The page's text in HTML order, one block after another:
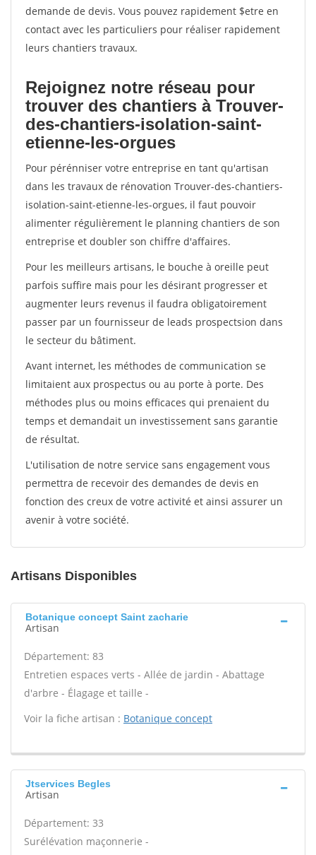
demande de devis. Vous pouvez rapidement $etre en
contact avec les particuliers pour réaliser rapidement
leurs chantiers travaux.
Rejoignez notre réseau pour
trouver des chantiers à Trouver-
des-chantiers-isolation-saint-
etienne-les-orgues
Pour pérénniser votre entreprise en tant qu'artisan
dans les travaux de rénovation Trouver-des-chantiers-
isolation-saint-etienne-les-orgues, il faut pouvoir
alimenter régulièrement le planning chantiers de son
entreprise et doubler son chiffre d'affaires.
Pour les meilleurs artisans, le bouche à oreille peut
parfois suffire mais pour les désirant progresser et
augmenter leurs revenus il faudra obligatoirement
passer par un fournisseur de leads prospectsion dans
le secteur du bâtiment.
Avant internet, les méthodes de communication se
limitaient aux prospectus ou au porte à porte. Des
méthodes plus ou moins efficaces qui prenaient du
temps et demandait un investissement sans garantie
de résultat.
L'utilisation de notre service sans engagement vous
permettra de recevoir des demandes de devis en
fonction des creux de votre activité et ainsi assurer un
avenir à votre société.
Artisans Disponibles
Botanique concept Saint zacharie
Artisan
Département: 83
Entretien espaces verts - Allée de jardin - Abattage
d'arbre - Élagage et taille -
Voir la fiche artisan : Botanique concept
Jtservices Begles
Artisan
Département: 33
Surélévation maçonnerie -